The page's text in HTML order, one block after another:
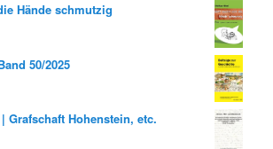
Hände schmutzig
50/2025
Grafschaft Hohenstein, etc.